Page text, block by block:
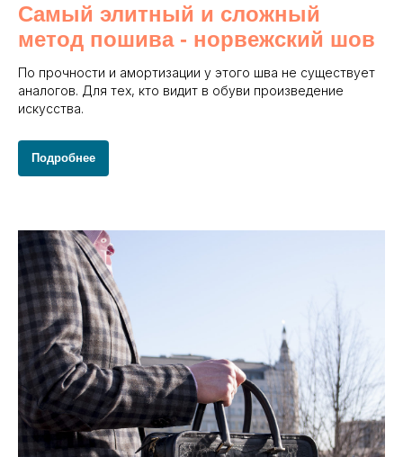
Самый элитный и сложный
метод пошива - норвежский шов
По прочности и амортизации у этого шва не существует
аналогов. Для тех, кто видит в обуви произведение
искусства.
Подробнее